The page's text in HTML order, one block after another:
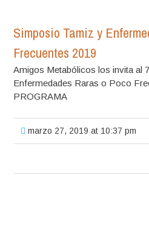
Simposio Tamiz y
Frecuentes 2019
Amigos Metabólicos los invita al
Enfermedades Raras o Poco
marzo 27, 2019 at 10:37 pm